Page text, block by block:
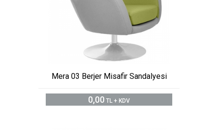
Mera 03 Berjer Misafir Sandalyesi
0,00 TL + KDV